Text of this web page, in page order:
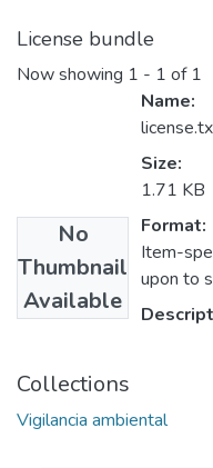
License bundle
Now showing 1 - 1 of 1
No
Thumbnail
Available
Name:
Size:
1.71 KB
Format:
Item-
upon to
Collections
Vigilancia ambiental